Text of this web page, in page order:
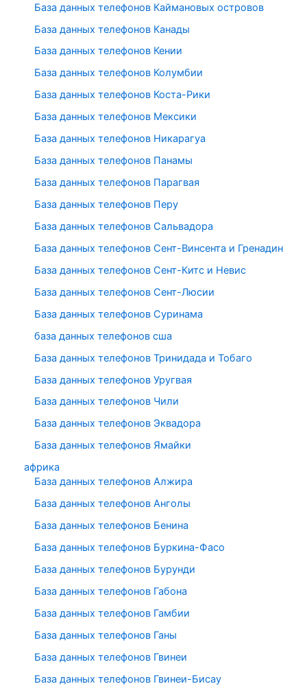
База данных телефонов Каймановых островов
База данных телефонов Канады
База данных телефонов Кении
База данных телефонов Колумбии
База данных телефонов Коста-Рики
База данных телефонов Мексики
База данных телефонов Никарагуа
База данных телефонов Панамы
База данных телефонов Парагвая
База данных телефонов Перу
База данных телефонов Сальвадора
База данных телефонов Сент-Винсента и Гренадин
База данных телефонов Сент-Китс и Невис
База данных телефонов Сент-Люсии
База данных телефонов Суринама
база данных телефонов сша
База данных телефонов Тринидада и Тобаго
База данных телефонов Уругвая
База данных телефонов Чили
База данных телефонов Эквадора
База данных телефонов Ямайки
африка
База данных телефонов Алжира
База данных телефонов Анголы
База данных телефонов Бенина
База данных телефонов Буркина-Фасо
База данных телефонов Бурунди
База данных телефонов Габона
База данных телефонов Гамбии
База данных телефонов Ганы
База данных телефонов Гвинеи
База данных телефонов Гвинеи-Бисау